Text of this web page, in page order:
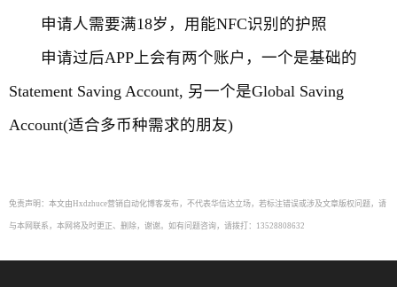
申请人需要满18岁，用能NFC识别的护照
申请过后APP上会有两个账户，一个是基础的
Statement Saving Account, 另一个是Global Saving
Account(适合多币种需求的朋友)
免责声明：本文由Hxdzhuce营销自动化博客发布，不代表华信达立场，若标注错误或涉及文章版权问题，请
与本网联系，本网将及时更正、删除，谢谢。如有问题咨询，请拨打：13528808632